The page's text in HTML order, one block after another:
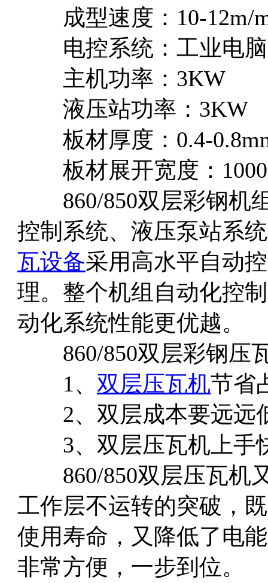
成型速度：10-12m/
电控系统：工业电脑
主机功率：3KW
液压站功率：3KW
板材厚度：0.4-
板材展开宽度：
860/850双层彩钢机
控制系统、液压泵站系
瓦设备采用高水平自动
理。整个机组自动化控
动化系统性能更优越。
860/850双层彩钢压
1、 双层压瓦机节省
2、双层成本要远远
3、双层压瓦机上手
860/850双层压瓦机
工作层不运转的突破，
使用寿命，又降低了电
非常方便，一步到位。